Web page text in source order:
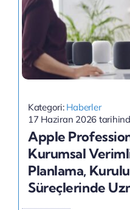
Kategori: Haberler
17 Haziran 2026
Apple
Kurumsal
Planlama,
Süreçlerinde